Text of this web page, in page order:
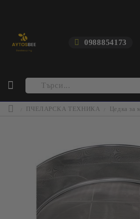
0988854173
ПЧЕЛАРСКА ТЕХНИКА Цедка за